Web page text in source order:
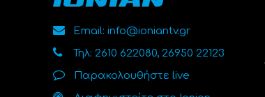
Email: info@ioniantv.gr
Τηλ: 2610 622080, 26950 22123
Παρακολουθήστε live